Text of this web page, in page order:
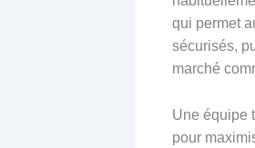
qui permet
sécurisés,
marché
Une équipe
pour